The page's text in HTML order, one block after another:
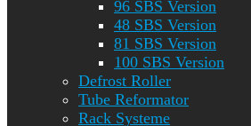
96 SBS Version
48 SBS Version
81 SBS Version
100 SBS Version
Defrost Roller
Tube Reformator
Rack Systeme